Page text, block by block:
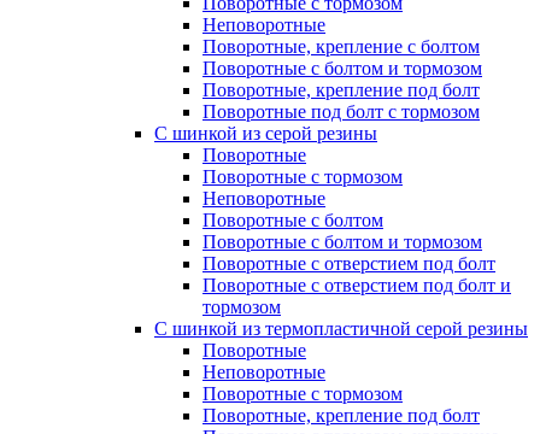
Неповоротные
Поворотные, крепление с болтом
Поворотные с болтом и тормозом
Поворотные, крепление под болт
Поворотные под болт с тормозом
С шинкой из серой резины
Поворотные
Поворотные с тормозом
Неповоротные
Поворотные с болтом
Поворотные с болтом и тормозом
Поворотные с отверстием под болт
Поворотные с отверстием под болт и
тормозом
C шинкой из термопластичной серой резины
Поворотные
Неповоротные
Поворотные с тормозом
Поворотные, крепление под болт